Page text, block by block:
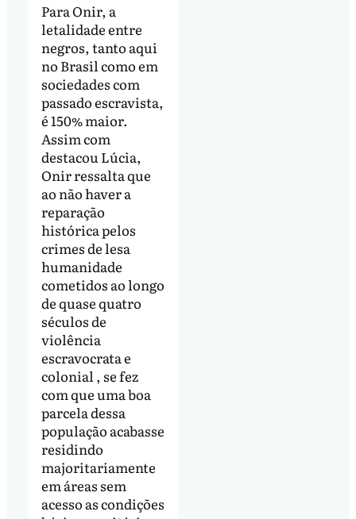
Para Onir, a
letalidade entre
negros, tanto aqui
no Brasil como em
sociedades com
passado escravista,
é 150% maior.
Assim com
destacou Lúcia,
Onir ressalta que
ao não haver a
reparação
histórica pelos
crimes de lesa
humanidade
cometidos ao longo
de quase quatro
séculos de
violência
escravocrata e
colonial , se fez
com que uma boa
parcela dessa
população acabasse
residindo
majoritariamente
em áreas sem
acesso as condições